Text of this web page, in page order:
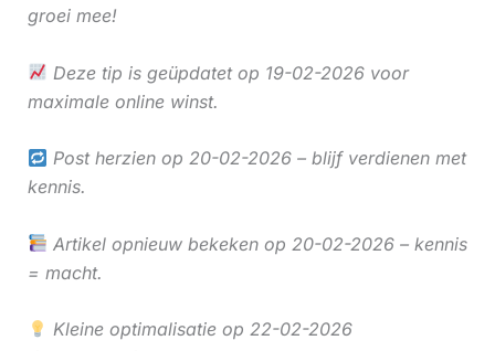
groei mee!
Deze tip is geüpdatet op 19-02-2026 voor
maximale online winst.
Post herzien op 20-02-2026 – blijf verdienen met
kennis.
Artikel opnieuw bekeken op 20-02-2026 – kennis
= macht.
Kleine optimalisatie op 22-02-2026